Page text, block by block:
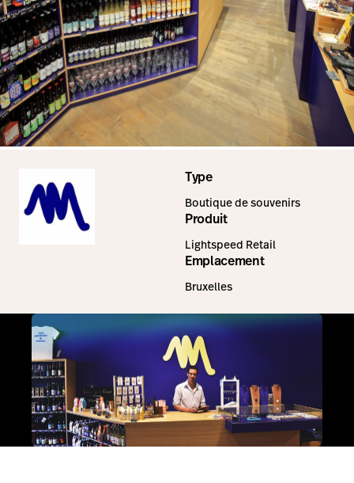
Type
Boutique de souvenirs
Produit
Lightspeed Retail
Emplacement
Bruxelles